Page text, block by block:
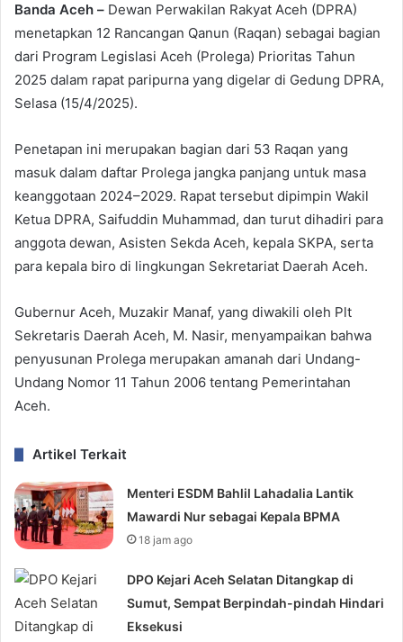
Banda Aceh – Dewan Perwakilan Rakyat Aceh (DPRA)
menetapkan 12 Rancangan Qanun (Raqan) sebagai bagian
dari Program Legislasi Aceh (Prolega) Prioritas Tahun
2025 dalam rapat paripurna yang digelar di Gedung DPRA,
Selasa (15/4/2025).
Penetapan ini merupakan bagian dari 53 Raqan yang
masuk dalam daftar Prolega jangka panjang untuk masa
keanggotaan 2024–2029. Rapat tersebut dipimpin Wakil
Ketua DPRA, Saifuddin Muhammad, dan turut dihadiri para
anggota dewan, Asisten Sekda Aceh, kepala SKPA, serta
para kepala biro di lingkungan Sekretariat Daerah Aceh.
Gubernur Aceh, Muzakir Manaf, yang diwakili oleh Plt
Sekretaris Daerah Aceh, M. Nasir, menyampaikan bahwa
penyusunan Prolega merupakan amanah dari Undang-
Undang Nomor 11 Tahun 2006 tentang Pemerintahan
Aceh.
Artikel Terkait
Menteri ESDM Bahlil Lahadalia Lantik
Mawardi Nur sebagai Kepala BPMA
18 jam ago
DPO Kejari Aceh Selatan Ditangkap di
Sumut, Sempat Berpindah-pindah Hindari
Eksekusi